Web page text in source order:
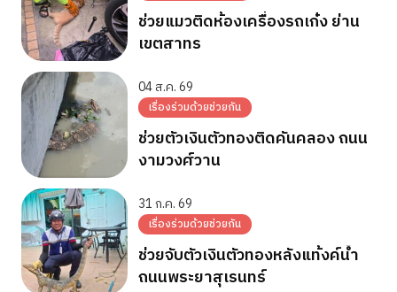
ช่วยแมวติดห้องเครื่องรถเก๋ง ย่าน
เขตสาทร
04 ส.ค. 69
เรื่องร่วมด้วยช่วยกัน
ช่วยตัวเงินตัวทองติดคันคลอง ถนน
งามวงศ์วาน
31 ก.ค. 69
เรื่องร่วมด้วยช่วยกัน
ช่วยจับตัวเงินตัวทองหลังแท้งค์น้ำ
ถนนพระยาสุเรนทร์